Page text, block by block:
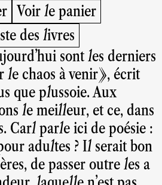
Voir le panier
des livres
sont les derniers
le chaos à venir», écrit
que plussoie. Aux
le meilleur, et ce, dans
Carl parle ici de poésie :
adultes ? Il serait bon
de passer outre les a